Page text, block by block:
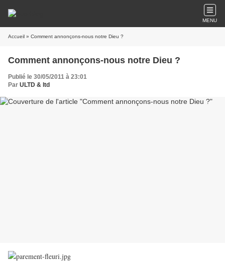
MENU
Accueil » Comment annonçons-nous notre Dieu ?
Comment annonçons-nous notre Dieu ?
Publié le 30/05/2011 à 23:01
Par ULTD & ltd